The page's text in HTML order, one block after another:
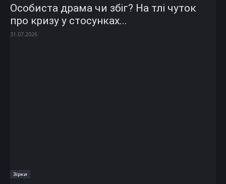
Особиста драма чи збіг? На тлі чуток
про кризу у стосунках...
31.07.2026
Зірки